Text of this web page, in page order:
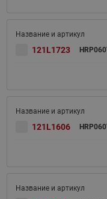
121L1723
121L1606